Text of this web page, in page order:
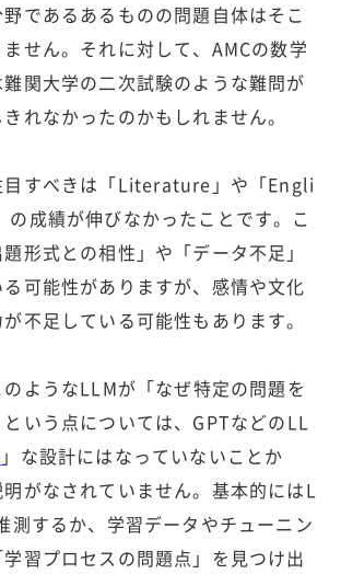
であるあるものの問題自体はそこ
せん。それに対して、AMCの数学
関大学の二次試験のような難問が
れなかったのかもしれません。
すべきは「Literature」や「Engli
成績が伸びなかったことです。こ
形式との相性」や「データ不足」
可能性がありますが、感情や文化
不足している可能性もあります。
ようなLLMが「なぜ特定の問題を
いう点については、GPTなどのLL
」な設計にはなっていないことか
がなされていません。基本的にはL
測するか、学習データやチューニン
習プロセスの問題点」を見つけ出